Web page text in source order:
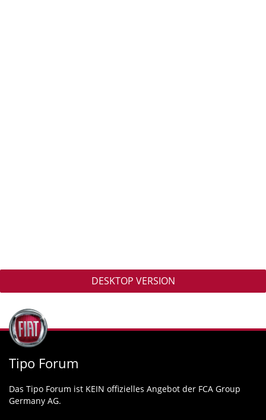
DESKTOP VERSION
Tipo Forum
Das Tipo Forum ist KEIN offizielles Angebot der FCA Group
Germany AG.